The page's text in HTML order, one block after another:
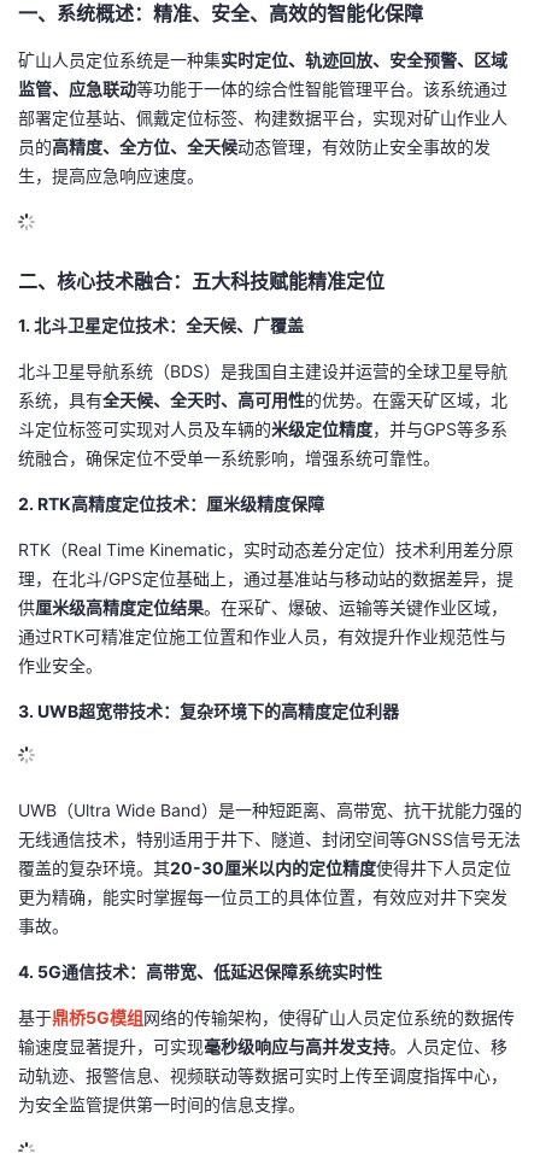
的
博
我
的
坛
我
圈
子
的
直
播
我
的
活
动
我
的
关
注
学
堂
的
课
程
我
的
认
证
我
的
实
验
我
的
收
藏
持
我
技
术
持
的
云
建
议
一、系统概述：精准、安全、高效的智能化保障
矿山人员定位系统是一种集实时定位、轨迹回放、安全预警、区域
监管、应急联动等功能于一体的综合性智能管理平台。该系统通过
部署定位基站、佩戴定位标签、构建数据平台，实现对矿山作业人
员的高精度、全方位、全天候动态管理，有效防止安全事故的发
生，提高应急响应速度。
二、核心技术融合：五大科技赋能精准定位
1. 北斗卫星定位技术：全天候、广覆盖
北斗卫星导航系统（BDS）是我国自主建设并运营的全球卫星导航
系统，具有全天候、全天时、高可用性的优势。在露天矿区域，北
斗定位标签可实现对人员及车辆的米级定位精度，并与GPS等多系
统融合，确保定位不受单一系统影响，增强系统可靠性。
2. RTK高精度定位技术：厘米级精度保障
RTK（Real Time Kinematic，实时动态差分定位）技术利用差分原
理，在北斗/GPS定位基础上，通过基准站与移动站的数据差异，提
供厘米级高精度定位结果。在采矿、爆破、运输等关键作业区域，
通过RTK可精准定位施工位置和作业人员，有效提升作业规范性与
作业安全。
3. UWB超宽带技术：复杂环境下的高精度定位利器
UWB（Ultra Wide Band）是一种短距离、高带宽、抗干扰能力强的
无线通信技术，特别适用于井下、隧道、封闭空间等GNSS信号无法
覆盖的复杂环境。其20-30厘米以内的定位精度使得井下人员定位
更为精确，能实时掌握每一位员工的具体位置，有效应对井下突发
事故。
4. 5G通信技术：高带宽、低延迟保障系统实时性
基于鼎桥5G模组网络的传输架构，使得矿山人员定位系统的数据传
输速度显著提升，可实现毫秒级响应与高并发支持。人员定位、移
动轨迹、报警信息、视频联动等数据可实时上传至调度指挥中心，
为安全监管提供第一时间的信息支撑。